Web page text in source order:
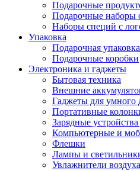
Подарочные
Подарочные наборы
Наборы специй с
Упаковка
Подарочная упаковка
Подарочные коробки
Электроника и гаджеты
Бытовая техника
Внешние
Гаджеты для умного
Портативные
Зарядные
Компьютерные и
Флешки
Лампы и
Увлажнители